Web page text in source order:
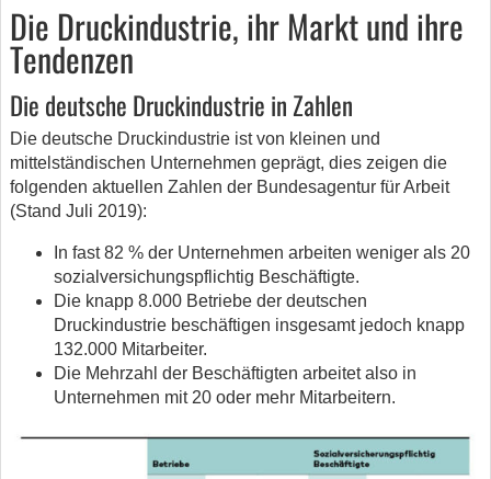
Die Druckindustrie, ihr Markt und ihre
Tendenzen
Die deutsche Druckindustrie in Zahlen
Die deutsche Druckindustrie ist von kleinen und
mittelständischen Unternehmen geprägt, dies zeigen die
folgenden aktuellen Zahlen der Bundesagentur für Arbeit
(Stand Juli 2019):
In fast 82 % der Unternehmen arbeiten weniger als 20
sozialversichungspflichtig Beschäftigte.
Die knapp 8.000 Betriebe der deutschen
Druckindustrie beschäftigen insgesamt jedoch knapp
132.000 Mitarbeiter.
Die Mehrzahl der Beschäftigten arbeitet also in
Unternehmen mit 20 oder mehr Mitarbeitern.